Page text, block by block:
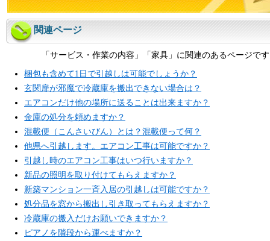
関連ページ
「サービス・作業の内容」「家具」に関連のあるページで
梱包も含めて1日で引越しは可能でしょうか？
玄関扉が邪魔で冷蔵庫を搬出できない場合は？
エアコンだけ他の場所に送ることは出来ますか？
金庫の処分を頼めますか？
混載便（こんさいびん）とは？混載便って何？
他県へ引越します。エアコン工事は可能ですか？
引越し時のエアコン工事はいつ行いますか？
新品の照明を取り付けてもらえますか？
新築マンション一斉入居の引越しは可能ですか？
処分品を窓から搬出し引き取ってもらえますか？
冷蔵庫の搬入だけお願いできますか？
ピアノを階段から運べますか？